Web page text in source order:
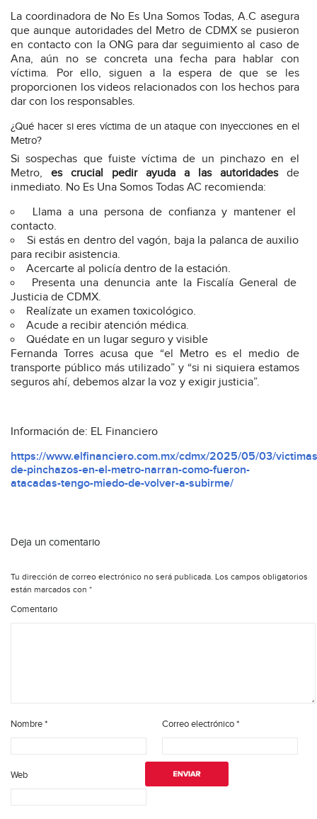
La coordinadora de No Es Una Somos Todas, A.C asegura
que aunque autoridades del Metro de CDMX se pusieron
en contacto con la ONG para dar seguimiento al caso de
Ana, aún no se concreta una fecha para hablar con
víctima. Por ello, siguen a la espera de que se les
proporcionen los videos relacionados con los hechos para
dar con los responsables.
¿Qué hacer si eres víctima de un ataque con inyecciones en el
Metro?
Si sospechas que fuiste víctima de un pinchazo en el
Metro, es crucial pedir ayuda a las autoridadesde
inmediato. No Es Una Somos Todas AC recomienda:
Llama a una persona de confianza y mantener el
contacto.
Si estás en dentro del vagón, baja la palanca de auxilio
para recibir asistencia.
Acercarte al policía dentro de la estación.
Presenta una denuncia ante la Fiscalía General de
Justicia de CDMX.
Realízate un examen toxicológico.
Acude a recibir atención médica.
Quédate en un lugar seguro y visible
Fernanda Torres acusa que “el Metro es el medio de
transporte público más utilizado” y “si ni siquiera estamos
seguros ahí, debemos alzar la voz y exigir justicia”.
Información de: EL Financiero
https://www.elfinanciero.com.mx/cdmx/2025/05/03/
de-pinchazos-en-el-metro-narran-como-fueron-
atacadas-tengo-miedo-de-volver-a-subirme/
Deja un comentario
Tu dirección de correo electrónico no será publicada. Los campos obligatorios
están marcados con *
Comentario
Nombre* Correo electrónico*
Web